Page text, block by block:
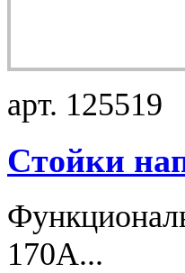
арт. 125519
Стойки
170A...